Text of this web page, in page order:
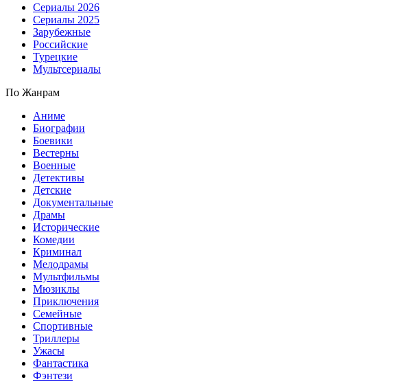
Сериалы 2026
Сериалы 2025
Зарубежные
Российские
Турецкие
Мультсериалы
По Жанрам
Аниме
Биографии
Боевики
Вестерны
Военные
Детективы
Детские
Документальные
Драмы
Исторические
Комедии
Криминал
Мелодрамы
Мультфильмы
Мюзиклы
Приключения
Семейные
Спортивные
Триллеры
Ужасы
Фантастика
Фэнтези